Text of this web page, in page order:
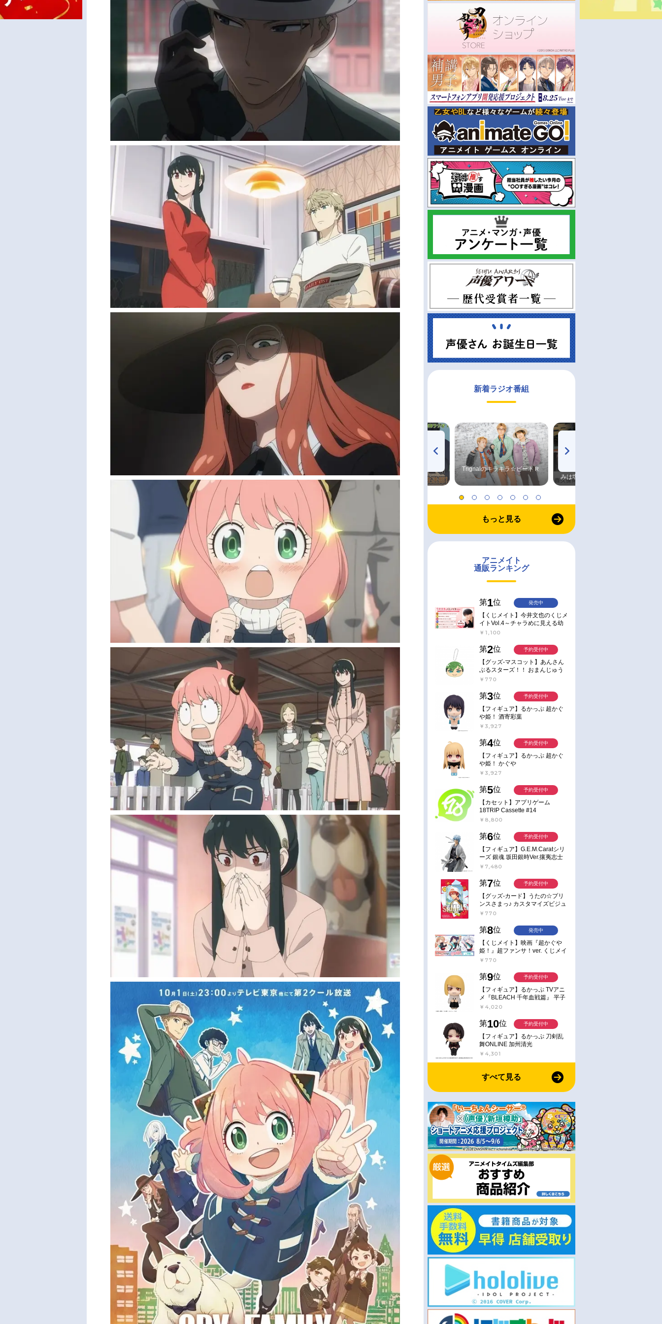
新着ラジオ番組
TVアニメ『戦隊大失格』
radio 大直会 2nd season
ハイキュー!! 烏野高校放送部! Trignalのキラキラ☆ビートＲ
みは塩だけ
もっと見る
アニメイト
通販ランキング
第1位
【くじメイト】今井文也のくじメ
イトVol.4～チャラめに見える幼
馴染、実は一途で独占欲が強いん
￥1,100
発売中
第2位
【グッズ-マスコット】あんさん
ぶるスターズ！！ おまんじゅう
にぎにぎマスコット ねくすと2
￥770
予約受付中
第3位
【フィギュア】るかっぷ 超かぐ
や姫！ 酒寄彩葉
￥3,927
予約受付中
第4位
【フィギュア】るかっぷ 超かぐ
や姫！ かぐや
￥3,927
予約受付中
第5位
【カセット】アプリゲーム
18TRIP Cassette #14
￥8,800
予約受付中
第6位
【フィギュア】G.E.M.Caratシリ
ーズ 銀魂 坂田銀時Ver.攘夷志士
完成品フィギュア
￥7,480
予約受付中
第7位
【グッズ-カード】うたの☆プリ
ンスさまっ♪ カスタマイズビジュ
アルカードコレクション Best
￥770
予約受付中
第8位
【くじメイト】映画『超かぐや
姫！』超ファンサ！ver. くじメイ
ト
￥770
発売中
第9位
【フィギュア】るかっぷ TVアニ
メ『BLEACH 千年血戦篇』 平子
真子
￥4,020
予約受付中
第10位
【フィギュア】るかっぷ 刀剣乱
舞ONLINE 加州清光
￥4,301
予約受付中
すべて見る